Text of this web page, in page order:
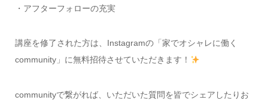
・アフターフォローの充実
講座を修了された方は、Instagramの「家でオシャレに働く
community」に無料招待させていただきます！
communityで繋がれば、いただいた質問を皆でシェアしたりお